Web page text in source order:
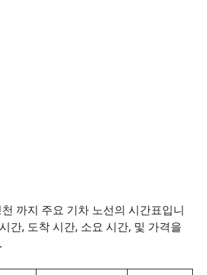
까지 주요 기차 노선의 시간표입니
간, 도착 시간, 소요 시간, 및 가격을